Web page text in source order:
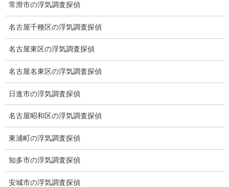
恐竜が海の底で静かに暮らしているかも・・・。
カテゴリー ブログ
常滑市の浮気調査探偵
名古屋千種区の浮気調査探偵
名古屋東区の浮気調査探偵
名古屋名東区の浮気調査探偵
日進市の浮気調査探偵
名古屋昭和区の浮気調査探偵
東浦町の浮気調査探偵
知多市の浮気調査探偵
安城市の浮気調査探偵